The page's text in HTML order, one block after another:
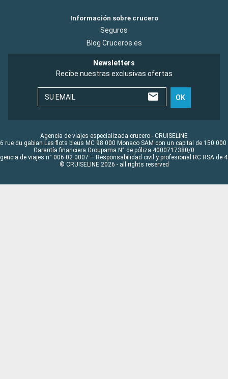
Información sobre crucero
Seguros
Blog Cruceros.es
Newsletters
Recibe nuestras exclusivas ofertas
SU EMAIL OK
Agencia de viajes especializada crucero - CRUISELINE
rue du gabian Les flots bleus MC 98 000 Monaco SAM con un capital de 150 000
Garantía financiera Groupama N° de póliza 4000717380/0
de viajes n° 006 02 0007 – Responsabilidad civil y profesional RC RSA de
© CRUISELINE 2026 - all rights reserved